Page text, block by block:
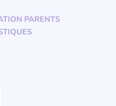
PARENTS